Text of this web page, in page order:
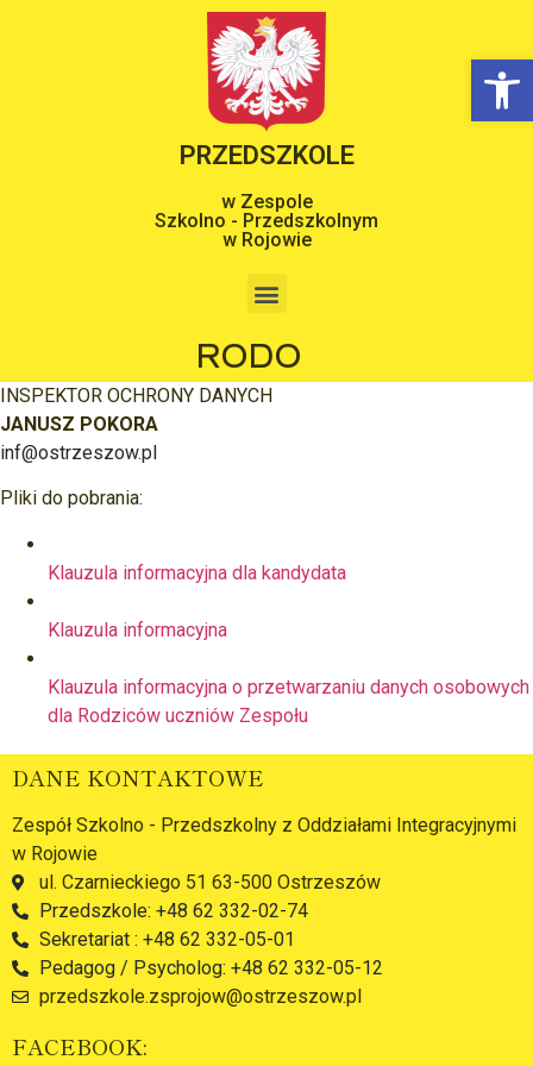
PRZEDSZKOLE
w Zespole
Szkolno - Przedszkolnym
w Rojowie
RODO
INSPEKTOR OCHRONY DANYCH
JANUSZ POKORA
inf@ostrzeszow.pl
Pliki do pobrania:
Klauzula informacyjna dla kandydata
Klauzula informacyjna
Klauzula informacyjna o przetwarzaniu danych osobowych
dla Rodziców uczniów Zespołu
DANE KONTAKTOWE
Zespół Szkolno - Przedszkolny z Oddziałami Integracyjnymi
w Rojowie
ul. Czarnieckiego 51 63-500 Ostrzeszów
Przedszkole: +48 62 332-02-74
Sekretariat : +48 62 332-05-01
Pedagog / Psycholog: +48 62 332-05-12
przedszkole.zsprojow@ostrzeszow.pl
FACEBOOK: